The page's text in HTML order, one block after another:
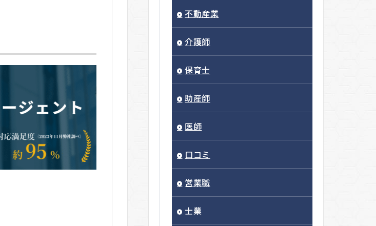
不動産業
介護師
保育士
助産師
医師
口コミ
営業職
士業